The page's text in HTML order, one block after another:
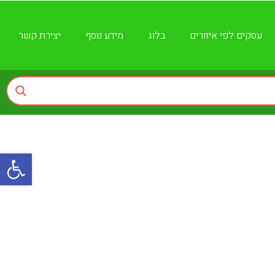
עסקים לפי איזורים בלוג מידע נוסף יצירת קשר